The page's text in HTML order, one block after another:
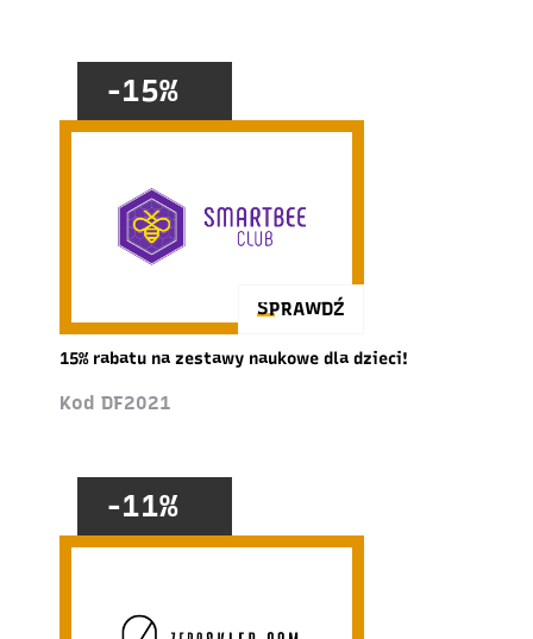
-15%
SPRAWDŹ
15% rabatu na zestawy naukowe dla dzieci!
Kod DF2021
-11%